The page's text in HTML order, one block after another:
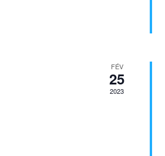
FÉV
25
2023